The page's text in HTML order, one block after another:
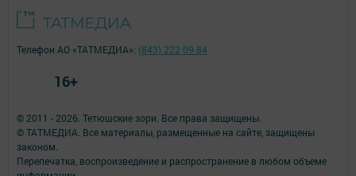
© 2011 - 2026. Тетюшские зори. Все права защищены.
© ТАТМЕДИА. Все материалы, размещенные на сайте, защищены
законом.
Перепечатка, воспроизведение и распространение в любом объеме
Телефон АО «ТАТМЕДИА»: (843) 222 09 84
16+